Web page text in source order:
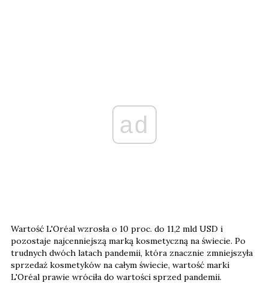
ad
Wartość L'Oréal wzrosła o 10 proc. do 11,2 mld USD i
pozostaje najcenniejszą marką kosmetyczną na świecie. Po
trudnych dwóch latach pandemii, która znacznie zmniejszyła
sprzedaż kosmetyków na całym świecie, wartość marki
L'Oréal prawie wróciła do wartości sprzed pandemii.